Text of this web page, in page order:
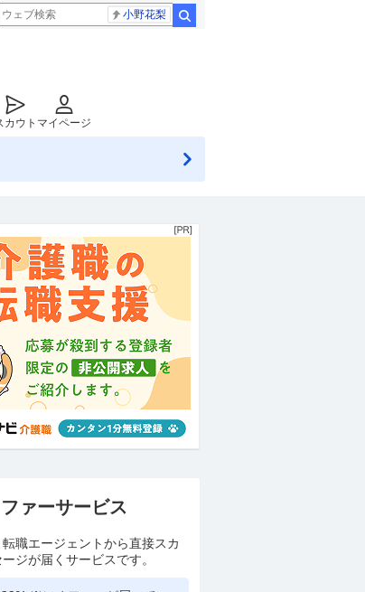
小野花梨
カウト マイページ
ァーサービス
職エージェントから直接スカ
ジが届くサービスです。